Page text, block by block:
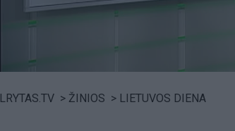
LRYTAS.TV > ŽINIOS > LIETUVOS DIENA